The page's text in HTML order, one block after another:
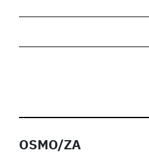
OSMO/ZA